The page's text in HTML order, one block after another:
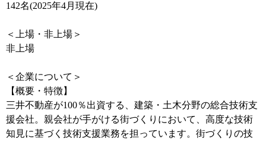
142名(2025年4月現在)
＜上場・非上場＞
非上場
＜企業について＞
【概要・特徴】
三井不動産が100％出資する、建築・土木分野の総合技術支
援会社。親会社が手がける街づくりにおいて、高度な技術
知見に基づく技術支援業務を担っています。街づくりの技